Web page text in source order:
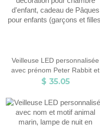
Veilleuse LED personnalisée
avec prénom Peter Rabbit et
alphabet, lampe de nuit en
décoration pour chambre
d'enfant, cadeau de Pâques
pour enfants (garçons et filles)
$ 35.05